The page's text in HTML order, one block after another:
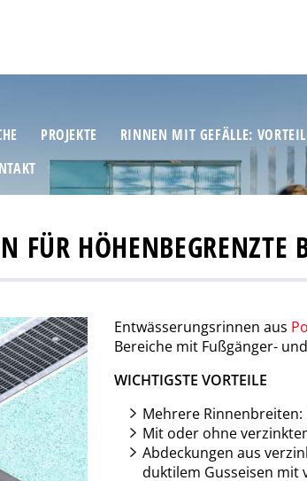
PROJEKTE RINNEN MIT GEFÄLLE:
FÜR HÖHENBEGRENZTE
Entwässerungsrinnen aus
Bereiche mit Fußgänger-
WICHTIGSTE VORTEILE
Mehrere Rinnenbreiten:
Mit oder ohne
Abdeckungen aus
duktilem Gusseisen mit